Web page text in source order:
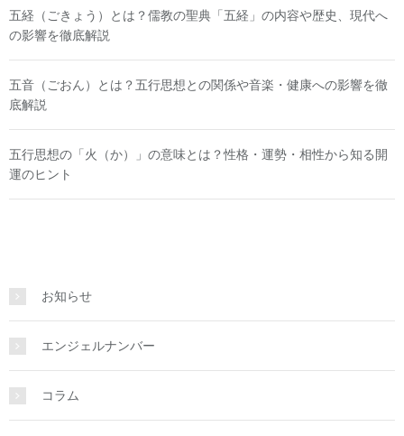
五経（ごきょう）とは？儒教の聖典「五経」の内容や歴史、現代へ
の影響を徹底解説
五音（ごおん）とは？五行思想との関係や音楽・健康への影響を徹
底解説
五行思想の「火（か）」の意味とは？性格・運勢・相性から知る開
運のヒント
お知らせ
エンジェルナンバー
コラム